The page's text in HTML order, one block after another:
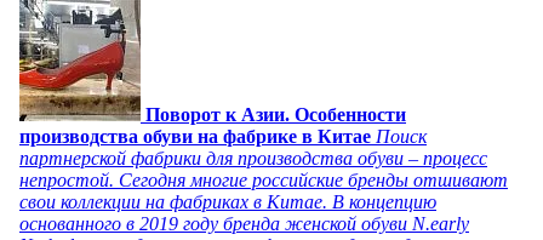
Поворот к Азии. Особенности
производства обуви на фабрике в Китае Поиск
партнерской фабрики для производства обуви – процесс
непростой. Сегодня многие российские бренды отшивают
свои коллекции на фабриках в Китае. В концепцию
основанного в 2019 году бренда женской обуви N.early